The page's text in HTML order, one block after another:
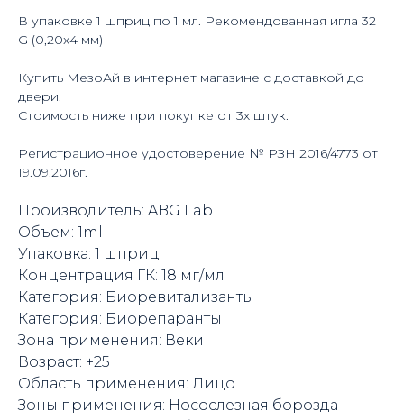
В упаковке 1 шприц по 1 мл. Рекомендованная игла 32
G (0,20x4 мм)
Купить МезоАй в интернет магазине с доставкой до
двери.
Стоимость ниже при покупке от 3х штук.
Регистрационное удостоверение № РЗН 2016/4773 от
19.09.2016г.
Производитель: ABG Lab
Объем: 1ml
Упаковка: 1 шприц
Концентрация ГК: 18 мг/мл
Категория: Биоревитализанты
Категория: Биорепаранты
Зона применения: Веки
Возраст: +25
Область применения: Лицо
Зоны применения: Носослезная борозда